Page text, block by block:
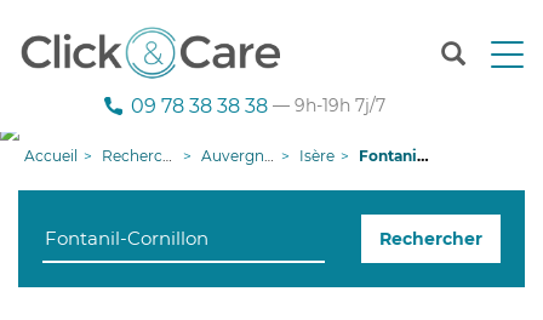
T
n
g
09 78 38 38 38 — 9h-19h 7j/7
Accueil Recherche aide à domicile Auvergne-Rhône-Alpes Isère Fontanil-Cornillon
Rechercher